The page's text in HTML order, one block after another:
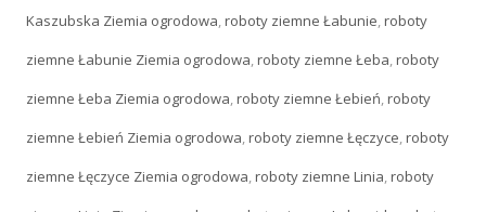
Kaszubska Ziemia ogrodowa,roboty ziemne Łabunie,roboty
ziemne Łabunie Ziemia ogrodowa,roboty ziemne Łeba,roboty
ziemne Łeba Ziemia ogrodowa,roboty ziemne Łebień,roboty
ziemne Łebień Ziemia ogrodowa,roboty ziemne Łęczyce,roboty
ziemne Łęczyce Ziemia ogrodowa,roboty ziemne Linia,roboty